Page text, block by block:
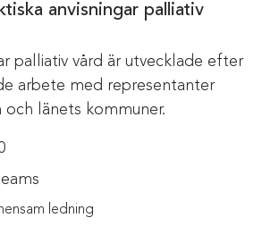
anvisningar palliativ
palliativ vård är utvecklade efter
arbete med representanter
länets kommuner.
ledning